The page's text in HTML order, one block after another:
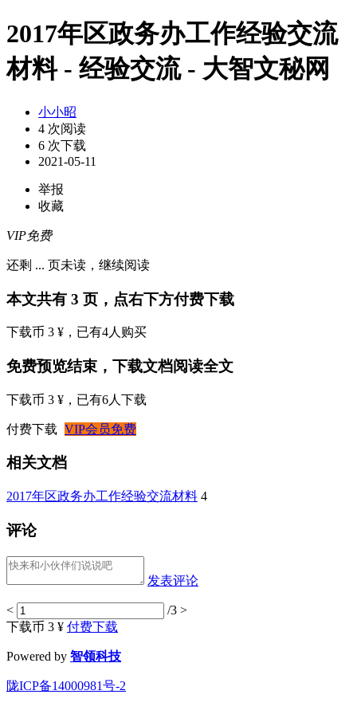
2017年区政务办工作经验交流
材料 - 经验交流 - 大智文秘网
小小昭
4 次阅读
6 次下载
2021-05-11
举报
收藏
VIP免费
还剩 ... 页未读， 继续阅读
本文共有 3 页，点右下方付费下载
下载币 3 ¥ ，已有4人购买
免费预览结束，下载文档阅读全文
下载币 3 ¥ ，已有6人下载
付费下载 VIP会员免费
相关文档
2017年区政务办工作经验交流材料 4
评论
发表评论
< /3 >
下载币 3 ¥ 付费下载
Powered by 智领科技
陇ICP备14000981号-2